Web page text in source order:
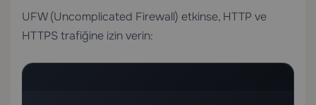
UFW (Uncomplicated Firewall) etkinse, HTTP ve
HTTPS trafiğine izin verin: